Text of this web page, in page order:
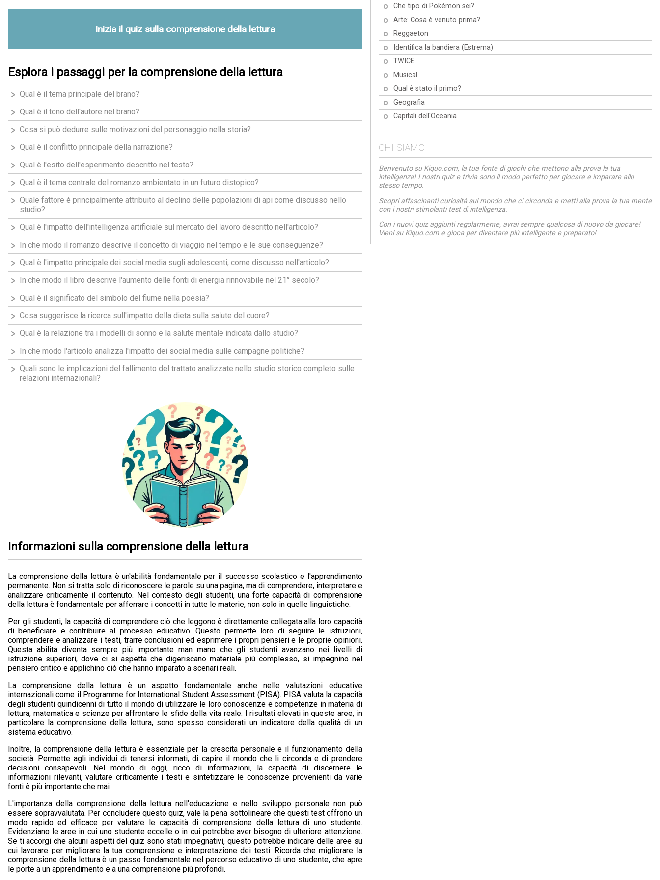
Inizia il quiz sulla comprensione della lettura
Esplora i passaggi per la comprensione della lettura
Qual è il tema principale del brano?
Qual è il tono dell'autore nel brano?
Cosa si può dedurre sulle motivazioni del personaggio nella storia?
Qual è il conflitto principale della narrazione?
Qual è l'esito dell'esperimento descritto nel testo?
Qual è il tema centrale del romanzo ambientato in un futuro distopico?
Quale fattore è principalmente attribuito al declino delle popolazioni di api come discusso nello
studio?
Qual è l'impatto dell'intelligenza artificiale sul mercato del lavoro descritto nell'articolo?
In che modo il romanzo descrive il concetto di viaggio nel tempo e le sue conseguenze?
Qual è l'impatto principale dei social media sugli adolescenti, come discusso nell'articolo?
In che modo il libro descrive l'aumento delle fonti di energia rinnovabile nel 21° secolo?
Qual è il significato del simbolo del fiume nella poesia?
Cosa suggerisce la ricerca sull'impatto della dieta sulla salute del cuore?
Qual è la relazione tra i modelli di sonno e la salute mentale indicata dallo studio?
In che modo l'articolo analizza l'impatto dei social media sulle campagne politiche?
Quali sono le implicazioni del fallimento del trattato analizzate nello studio storico completo sulle
relazioni internazionali?
Informazioni sulla comprensione della lettura
La comprensione della lettura è un'abilità fondamentale per il successo scolastico e l'apprendimento
permanente. Non si tratta solo di riconoscere le parole su una pagina, ma di comprendere, interpretare e
analizzare criticamente il contenuto. Nel contesto degli studenti, una forte capacità di comprensione
della lettura è fondamentale per afferrare i concetti in tutte le materie, non solo in quelle linguistiche.
Per gli studenti, la capacità di comprendere ciò che leggono è direttamente collegata alla loro capacità
di beneficiare e contribuire al processo educativo. Questo permette loro di seguire le istruzioni,
comprendere e analizzare i testi, trarre conclusioni ed esprimere i propri pensieri e le proprie opinioni.
Questa abilità diventa sempre più importante man mano che gli studenti avanzano nei livelli di
istruzione superiori, dove ci si aspetta che digeriscano materiale più complesso, si impegnino nel
pensiero critico e applichino ciò che hanno imparato a scenari reali.
La comprensione della lettura è un aspetto fondamentale anche nelle valutazioni educative
internazionali come il Programme for International Student Assessment (PISA). PISA valuta la capacità
degli studenti quindicenni di tutto il mondo di utilizzare le loro conoscenze e competenze in materia di
lettura, matematica e scienze per affrontare le sfide della vita reale. I risultati elevati in queste aree, in
particolare la comprensione della lettura, sono spesso considerati un indicatore della qualità di un
sistema educativo.
Inoltre, la comprensione della lettura è essenziale per la crescita personale e il funzionamento della
società. Permette agli individui di tenersi informati, di capire il mondo che li circonda e di prendere
decisioni consapevoli. Nel mondo di oggi, ricco di informazioni, la capacità di discernere le
informazioni rilevanti, valutare criticamente i testi e sintetizzare le conoscenze provenienti da varie
fonti è più importante che mai.
L'importanza della comprensione della lettura nell'educazione e nello sviluppo personale non può
essere sopravvalutata. Per concludere questo quiz, vale la pena sottolineare che questi test offrono un
modo rapido ed efficace per valutare le capacità di comprensione della lettura di uno studente.
Evidenziano le aree in cui uno studente eccelle o in cui potrebbe aver bisogno di ulteriore attenzione.
Se ti accorgi che alcuni aspetti del quiz sono stati impegnativi, questo potrebbe indicare delle aree su
cui lavorare per migliorare la tua comprensione e interpretazione dei testi. Ricorda che migliorare la
comprensione della lettura è un passo fondamentale nel percorso educativo di uno studente, che apre
le porte a un apprendimento e a una comprensione più profondi.
Che tipo di Pokémon sei?
Arte: Cosa è venuto prima?
Reggaeton
Identifica la bandiera (Estrema)
TWICE
Musical
Qual è stato il primo?
Geografia
Capitali dell'Oceania
CHI SIAMO
Benvenuto su Kiquo.com, la tua fonte di giochi che mettono alla prova la tua
intelligenza! I nostri quiz e trivia sono il modo perfetto per giocare e imparare allo
stesso tempo.
Scopri affascinanti curiosità sul mondo che ci circonda e metti alla prova la tua mente
con i nostri stimolanti test di intelligenza.
Con i nuovi quiz aggiunti regolarmente, avrai sempre qualcosa di nuovo da giocare!
Vieni su Kiquo.com e gioca per diventare più intelligente e preparato!